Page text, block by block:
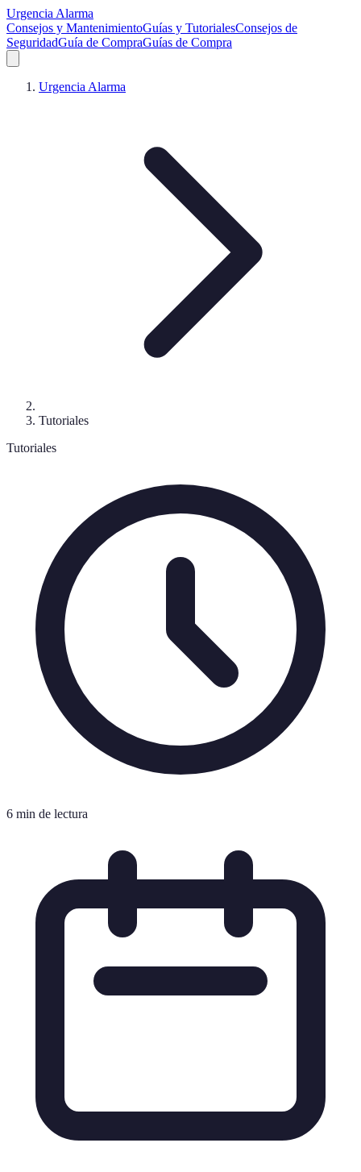
Urgencia Alarma
Consejos y MantenimientoGuías y TutorialesConsejos de
SeguridadGuía de CompraGuías de Compra
Urgencia Alarma
Tutoriales
Tutoriales
6 min de lectura